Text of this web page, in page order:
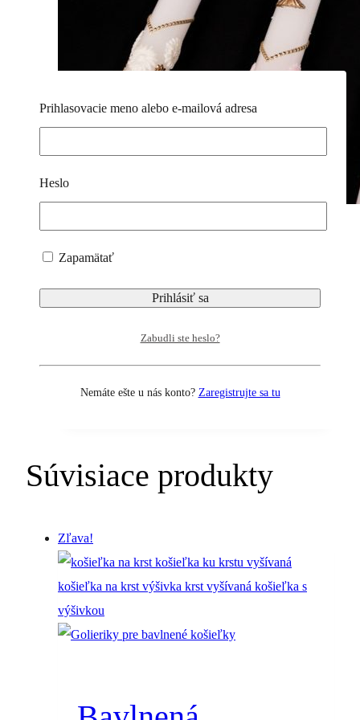
Sviečka na krst
150 g – Holubica
12.00€ Pôvodná
9.90 €Aktuálna
s DPH
Súvisiace produkty
Zľava!
Prihlasovacie meno alebo e-mailová adresa
Heslo
Zapamätať
Zabudli ste heslo?
Nemáte ešte u nás konto? Zaregistrujte sa tu